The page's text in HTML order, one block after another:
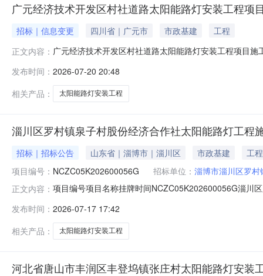
广元经济技术开发区村社道路太阳能路灯安装工程项
招标｜信息变更 四川省｜广元市 市政基建
工程
正文内容： 广元经济技术开发区村社道路太阳能路灯安装工程项目
发布时间： 2026-07-20 20:48
相关产品：
太阳能路灯安装工程
淄川区罗村镇泉子村股份经济合作社太阳能路灯工程
招标｜招标公告 山东省｜淄博市｜淄川区 市政基建
工程
项目编号： NCZC05K202600056G 招标单位： 淄博市淄川区罗
正文内容： 项目编号项目名称挂牌时间NCZC05K202600056G淄川
2026年07月26日标的展示地点淄川区罗村镇泉子村标的
发布时间： 2026-07-17 17:42
相关产品：
太阳能路灯安装工程
河北省唐山市丰润区丰登坞镇张庄村太阳能路灯安装